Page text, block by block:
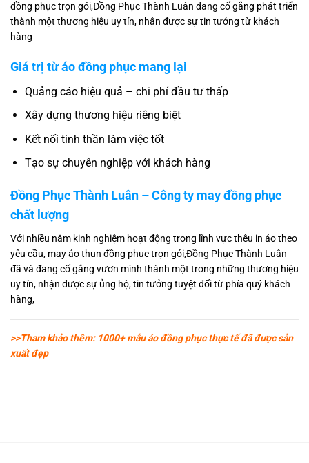
đồng phục trọn gói,Đồng Phục Thành Luân đang cố gắng phát triển
thành một thương hiệu uy tín, nhận được sự tin tưởng từ khách
hàng
Giá trị từ áo đồng phục mang lại
Quảng cáo hiệu quả – chi phí đầu tư thấp
Xây dựng thương hiệu riêng biệt
Kết nối tinh thần làm việc tốt
Tạo sự chuyên nghiệp với khách hàng
Đồng Phục Thành Luân – Công ty may đồng phục
chất lượng
Với nhiều năm kinh nghiệm hoạt động trong lĩnh vực thêu in áo theo
yêu cầu, may áo thun đồng phục trọn gói,Đồng Phục Thành Luân
đã và đang cố gắng vươn mình thành một trong những thương hiệu
uy tín, nhận được sự ủng hộ, tin tưởng tuyệt đối từ phía quý khách
hàng,
>>Tham khảo thêm: 1000+ mẫu áo đồng phục thực tế đã được sản
xuất đẹp